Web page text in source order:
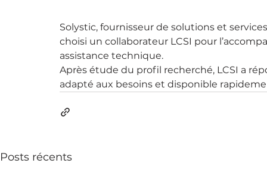
Solystic, fournisseur de solutions et
choisi un collaborateur LCSI pour
assistance technique.
Après étude du profil recherché, LCSI a
adapté aux besoins et disponible
Posts récents